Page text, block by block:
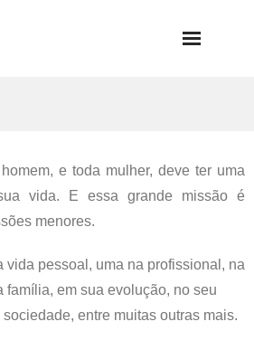
e toda mulher, deve ter uma
vida. E essa grande missão é
menores.
vida pessoal, uma na profissional, na
família, em sua evolução, no seu
entre muitas outras mais.